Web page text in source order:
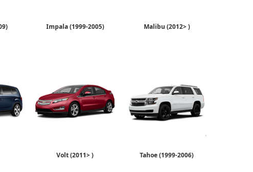
Impala (1999-2005) Malibu (2012> )
Volt (2011> ) Tahoe (1999-2006)